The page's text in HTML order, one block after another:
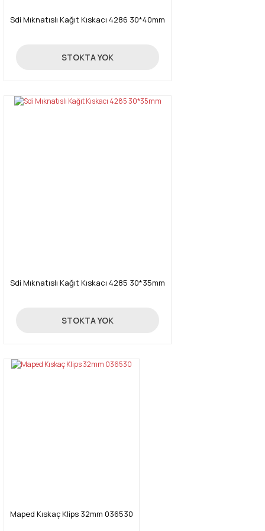
Sdi Mıknatıslı Kağıt Kıskacı 4286 30*40mm
85,00 TL
STOKTA YOK
Sdi Mıknatıslı Kağıt Kıskacı 4285 30*35mm
66,00 TL
STOKTA YOK
Maped Kıskaç Klips 32mm 036530